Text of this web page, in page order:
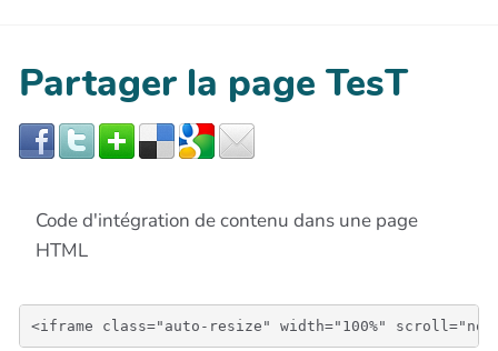
Partager la page TesT
Code d'intégration de contenu dans une page
HTML